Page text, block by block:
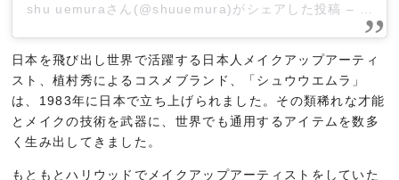
shu uemuraさん(@shuuemura)がシェアした投稿 –
日本を飛び出し世界で活躍する日本人メイクアップアーティ
スト、植村秀によるコスメブランド、「シュウウエムラ」
は、1983年に日本で立ち上げられました。その類稀れな才能
とメイクの技術を武器に、世界でも通用するアイテムを数多
く生み出してきました。
もともとハリウッドでメイクアップアーティストをしていた